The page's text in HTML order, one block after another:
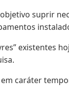
suprir
existentes
caráter